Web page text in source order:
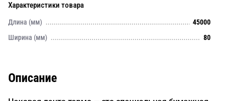
Характеристики товара
Длина (мм)
45000
Ширина (мм)
80
Описание